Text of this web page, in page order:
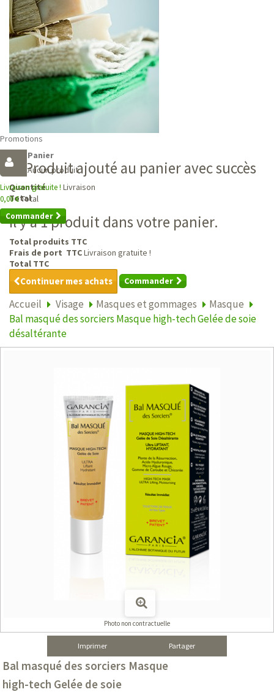
Promotions
Panier
Aucun produit
Livraison gratuite ! Livraison
0,00 €Total
Commander
Produit ajouté au panier avec succès
Quantité
Total
Il y a 1 produit dans votre panier.
Total produits TTC
Frais de port TTCLivraison gratuite !
Total TTC
Continuer mes achats Commander
Accueil Visage Masques et gommages
Masque
Bal masqué des sorciers Masque high-tech Gelée de soie
désaltérante
Photo non contractuelle
Imprimer Partager
Bal masqué des sorciers Masque
high-tech Gelée de soie